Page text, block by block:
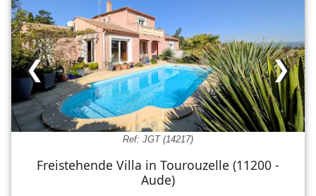
Ref: JGT (14217)
❯
❮
Freistehende Villa in Tourouzelle (11200 -
Aude)